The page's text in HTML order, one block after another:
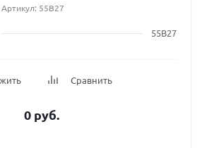
Артикул: 55B27
55B27
Сравнить
0 руб.